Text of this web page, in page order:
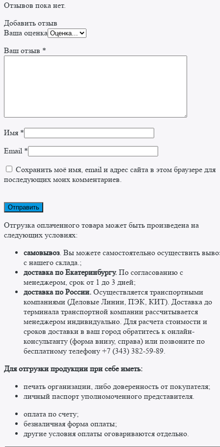
Отзывов пока нет.
Добавить отзыв
Ваша оценка
Ваш отзыв *
Имя *
Email *
Сохранить моё имя, email и адрес сайта в этом браузере для
последующих моих комментариев.
Отгрузка оплаченного товара может быть произведена на
следующих условиях:
самовывоз. Вы можете самостоятельно осуществить
c нашего склада.;
доставка по Екатеринбургу. По согласованию с
менеджером, срок от 1 до 3 дней;
доставка по России. Осуществляется транспортными
компаниями (Деловые Линии, ПЭК, КИТ). Доставка до
терминала транспортной компании рассчитывается
менеджером индивидуально. Для расчета стоимости и
сроков доставки в ваш город обратитесь к онлайн-
консультанту (форма внизу, справа) или позвоните по
бесплатному телефону +7 (343) 382-59-89. ​
​Для отгрузки продукции при себе иметь:
печать организации, либо доверенность от покупателя;
личный паспорт уполномоченного представителя.
оплата по счету;
безналичная форма оплаты;
другие условия оплаты оговариваются отдельно. ​